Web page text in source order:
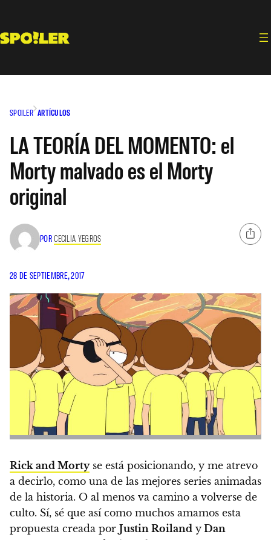
contenido
SPOILER ARTÍCULOS
LA TEORÍA DEL MOMENTO: el
Morty malvado es el Morty
original
PORCECILIA YEGROS
28 DE SEPTIEMBRE, 2017
Rick and Mortyse está posicionando, y me atrevo
a decirlo, como una de las mejores series animadas
de la historia. O al menos va camino a volverse de
culto. Sí, sé que así como muchos amamos esta
propuesta creada por Justin Roiland y Dan